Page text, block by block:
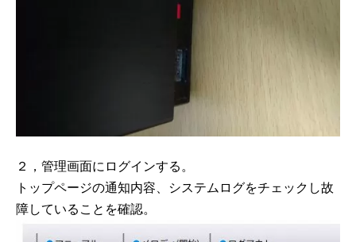
２，管理画面にログインする。
トップページの通知内容、システムログをチェックし故
障していることを確認。